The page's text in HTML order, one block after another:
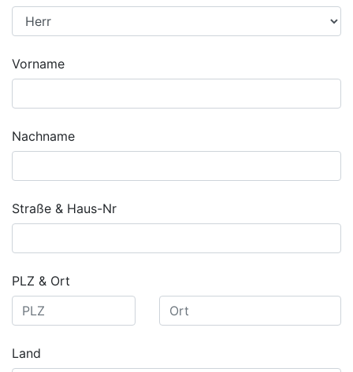
Vorname
Nachname
Straße & Haus-Nr
PLZ & Ort
Land